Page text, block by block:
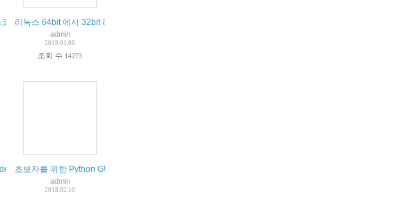
드 변환
리눅스 64bit 에서 32bit 라이브러리 지원하도록 설정
admin
2019.01.06
조회 수 14273
초보자를 위한 Python GUI 프로그래밍 - PyQt5 위키독스
admin
2018.02.10